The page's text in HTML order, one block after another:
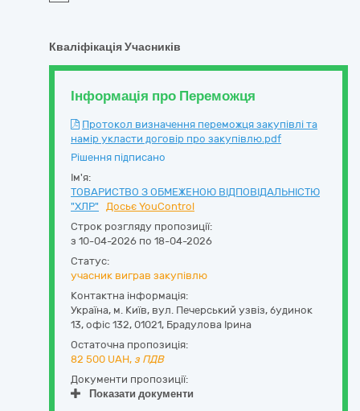
Кваліфікація Учасників
Інформація про Переможця
Протокол визначення переможця закупівлі та
намір укласти договір про закупівлю.pdf
Рішення підписано
Ім'я:
ТОВАРИСТВО З ОБМЕЖЕНОЮ ВІДПОВІДАЛЬНІСТЮ
"ХЛР"
Досьє YouControl
Строк розгляду пропозиції:
з 10-04-2026 по 18-04-2026
Статус:
учасник виграв закупівлю
Контактна інформація:
Україна, м. Київ, вул. Печерський узвіз, будинок
13, офіс 132, 01021, Брадулова Ірина
Остаточна пропозиція:
82 500 UAH, з ПДВ
Документи пропозиції:
Показати документи